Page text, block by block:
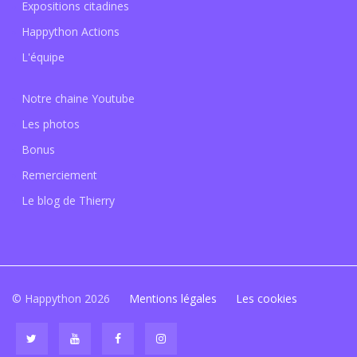
Expositions citadines
Happython Actions
L'équipe
Notre chaine Youtube
Les photos
Bonus
Remerciement
Le blog de Thierry
© Happython 2026 Mentions légales Les cookies